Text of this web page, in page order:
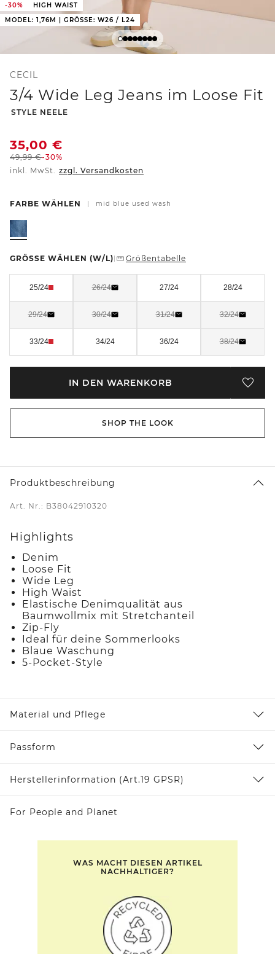
-30%
HIGH WAIST
MODEL: 1,76M | GRÖSSE: W26 / L24
CECIL
3/4 Wide Leg Jeans im Loose Fit
-
STYLE NEELE
35,00 €
49,99€-30%
inkl. MwSt. zzgl. Versandkosten
FARBE WÄHLEN mid blue used wash
GRÖSSE WÄHLEN (W/L) Größentabelle
25/24 26/24 27/24 28/24
29/24 30/24 31/24 32/24
33/24 34/24 36/24 38/24
IN DEN WARENKORB
SHOP THE LOOK
Produktbeschreibung
Art. Nr.: B38042910320
Highlights
Denim
Loose Fit
Wide Leg
High Waist
Elastische Denimqualität aus
Baumwollmix mit Stretchanteil
Zip-Fly
Ideal für deine Sommerlooks
Blaue Waschung
5-Pocket-Style
Material und Pflege
Passform
Herstellerinformation (Art.19 GPSR)
For People and Planet
WAS MACHT DIESEN ARTIKEL
NACHHALTIGER?